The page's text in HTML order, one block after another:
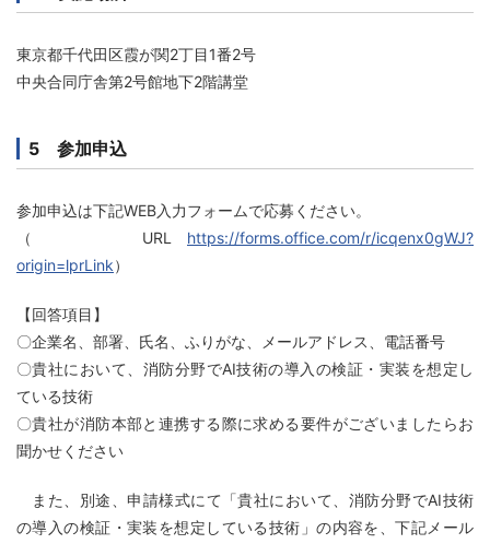
東京都千代田区霞が関2丁目1番2号
中央合同庁舎第2号館地下2階講堂
5 参加申込
参加申込は下記WEB入力フォームで応募ください。
（URL https://forms.office.com/r/icqenx0gWJ?
origin=lprLink）
【回答項目】
〇企業名、部署、氏名、ふりがな、メールアドレス、電話番号
〇貴社において、消防分野でAI技術の導入の検証・実装を想定し
ている技術
〇貴社が消防本部と連携する際に求める要件がございましたらお
聞かせください
また、別途、申請様式にて「貴社において、消防分野でAI技術
の導入の検証・実装を想定している技術」の内容を、下記メール